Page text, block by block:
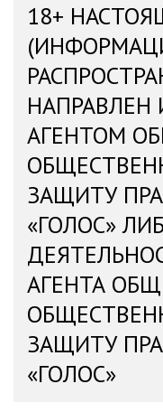
18+
АГЕНТОМ
ЗАЩИТУ
«ГОЛОС»
АГЕНТА
ЗАЩИТУ
«ГОЛОС»